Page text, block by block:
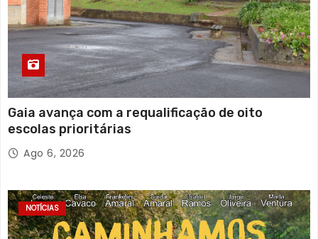
Gaia avança com a requalificação de oito
escolas prioritárias
Ago 6, 2026
NOTÍCIAS